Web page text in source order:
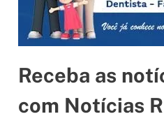
Receba as
com Notícias